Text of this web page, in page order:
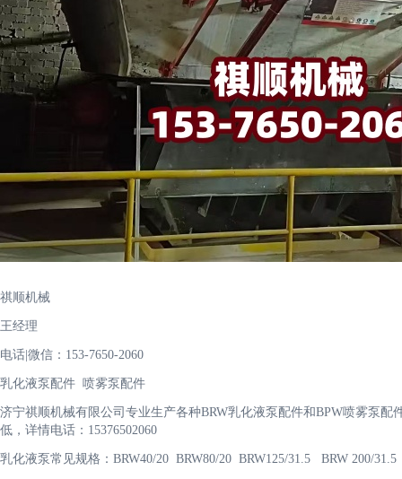
祺顺机械
王经理
电话|微信：153-7650-2060
乳化液泵配件 喷雾泵配件
济宁祺顺机械有限公司专业生产各种BRW乳化液泵配件和BPW喷雾泵
低，详情电话：15376502060
乳化液泵常见规格：BRW40/20 BRW80/20 BRW125/31.5 BRW 200/